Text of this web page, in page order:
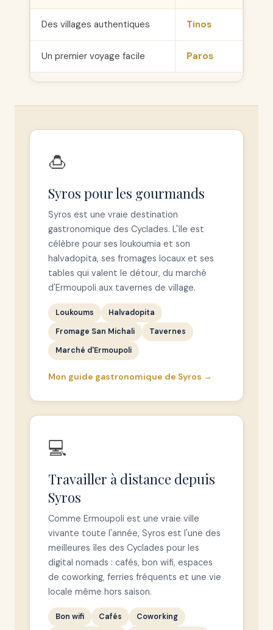
Des villages authentiques Tinos
Un premier voyage facile Paros
🍮
Syros pour les gourmands
Syros est une vraie destination
gastronomique des Cyclades. L'île est
célèbre pour ses loukoumia et son
halvadopita, ses fromages locaux et ses
tables qui valent le détour, du marché
d'Ermoupoli aux tavernes de village.
Loukoums
Halvadopita
Fromage San Michali
Tavernes
Marché d'Ermoupoli
Mon guide gastronomique de Syros →
💻
Travailler à distance depuis
Syros
Comme Ermoupoli est une vraie ville
vivante toute l'année, Syros est l'une des
meilleures îles des Cyclades pour les
digital nomads : cafés, bon wifi, espaces
de coworking, ferries fréquents et une vie
locale même hors saison.
Bon wifi Cafés
Coworking